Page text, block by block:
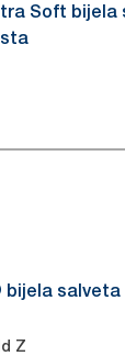
Soft bijela
bijela
Z